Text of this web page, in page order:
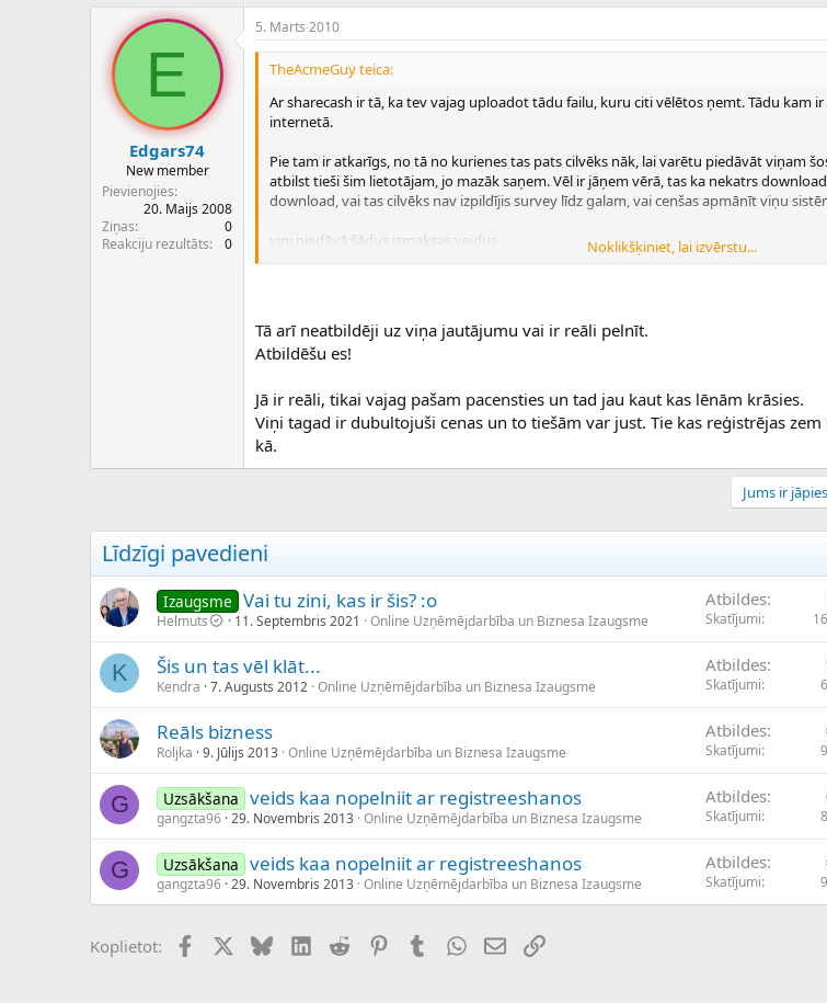
E
Edgars74
New member
Pievienojies
20. Maijs 2008
Ziņas
0
Reakciju rezultāts
0
5. Marts 2010
TheAcmeGuy teica:
Ar sharecash ir tā, ka tev vajag uploadot tādu failu, kuru citi vēlētos ņemt. Tādu kam
internetā.
Pie tam ir atkarīgs, no tā no kurienes tas pats cilvēks nāk, lai varētu piedāvāt viņam
atbilst tieši šim lietotājam, jo mazāk saņem. Vēl ir jāņem vērā, tas ka nekatrs
download, vai tas cilvēks nav izpildījis survey līdz galam, vai cenšas apmānīt viņu
viņi piedāvā šādus izmaksas veidus ..
Paypal, ePassporte, Western Union, Wire Transfer, vai Check.
Noklikšķiniet, lai izvērstu...
Tā arī neatbildēji uz viņa jautājumu vai ir reāli pelnīt.
Atbildēšu es!
Jā ir reāli, tikai vajag pašam pacensties un tad jau kaut kas lēnām krāsies.
Viņi tagad ir dubultojuši cenas un to tiešām var just. Tie kas reģistrējas
kā.
Jums ir
Līdzīgi pavedieni
Izaugsme Vai tu zini, kas ir šis? :o
Helmuts 11. Septembris 2021 Online Uzņēmējdarbība un Biznesa Izaugsme
Atbildes
Skatījumi
K Šis un tas vēl klāt...
Kendra 7. Augusts 2012 Online Uzņēmējdarbība un Biznesa Izaugsme
Atbildes
Skatījumi
Reāls bizness
Roljka 9. Jūlijs 2013 Online Uzņēmējdarbība un Biznesa Izaugsme
Atbildes
Skatījumi
G Uzsākšana veids kaa nopelniit ar registreeshanos
gangzta96 29. Novembris 2013 Online Uzņēmējdarbība un Biznesa Izaugsme
Atbildes
Skatījumi
G Uzsākšana veids kaa nopelniit ar registreeshanos
gangzta96 29. Novembris 2013 Online Uzņēmējdarbība un Biznesa Izaugsme
Atbildes
Skatījumi
Koplietot: FacebookX (Twitter)
BlueskyLinkedIn
Reddit PinterestTumblrWhatsApp
E-pastsSaiti